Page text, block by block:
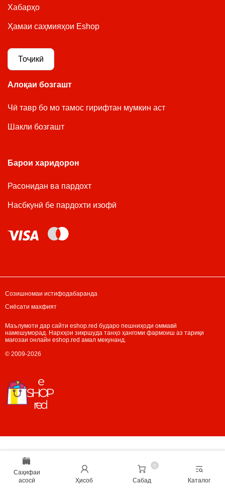
Саҳифаи
асосӣ
Ҳисоб
0
Сабад Каталог
Хабарҳо
Ҳамаи саҳмияҳои Eshop
Тоҷикӣ
Алоқаи бозгашт
Чӣ тавр бо мо тамос гирифтан мумкин аст
Шакли бозгашт
Барои харидорон
Расонидан ва пардохт
Насбкунӣ бе пардохти изофӣ
Созишномаи истифодабаранда
Сиёсати махфият
Маълумоти дар сайти eshop.red бударо пешниҳоди оммавӣ
намешуморад. Нархҳои зикршуда танҳо ҳангоми фармоиш аз тариқи
мағозаи онлайн eshop.red амал мекунанд.
© 2009-2026